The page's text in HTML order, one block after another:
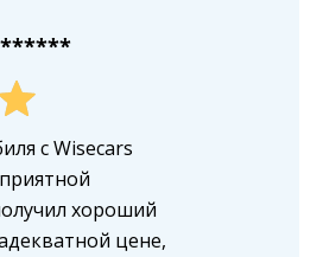
с Wisecars
хороший
цене,